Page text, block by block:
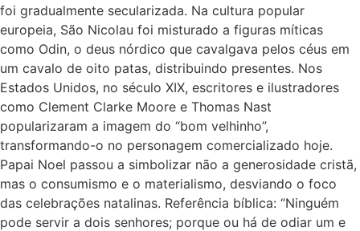
foi gradualmente secularizada. Na cultura popular
europeia, São Nicolau foi misturado a figuras míticas
como Odin, o deus nórdico que cavalgava pelos céus em
um cavalo de oito patas, distribuindo presentes. Nos
Estados Unidos, no século XIX, escritores e ilustradores
como Clement Clarke Moore e Thomas Nast
popularizaram a imagem do “bom velhinho”,
transformando-o no personagem comercializado hoje.
Papai Noel passou a simbolizar não a generosidade cristã,
mas o consumismo e o materialismo, desviando o foco
das celebrações natalinas. Referência bíblica: “Ninguém
pode servir a dois senhores; porque ou há de odiar um e